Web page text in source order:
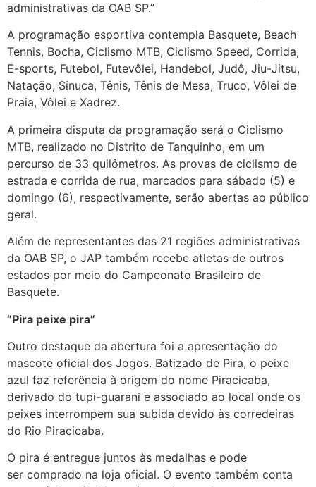
administrativas da OAB SP.”
A programação esportiva contempla Basquete, Beach
Tennis, Bocha, Ciclismo MTB, Ciclismo Speed, Corrida,
E-sports, Futebol, Futevôlei, Handebol, Judô, Jiu-Jitsu,
Natação, Sinuca, Tênis, Tênis de Mesa, Truco, Vôlei de
Praia, Vôlei e Xadrez.
A primeira disputa da programação será o Ciclismo
MTB, realizado no Distrito de Tanquinho, em um
percurso de 33 quilômetros. As provas de ciclismo de
estrada e corrida de rua, marcados para sábado (5) e
domingo (6), respectivamente, serão abertas ao público
geral.
Além de representantes das 21 regiões administrativas
da OAB SP, o JAP também recebe atletas de outros
estados por meio do Campeonato Brasileiro de
Basquete.
”Pira peixe pira”
Outro destaque da abertura foi a apresentação do
mascote oficial dos Jogos. Batizado de Pira, o peixe
azul faz referência à origem do nome Piracicaba,
derivado do tupi-guarani e associado ao local onde os
peixes interrompem sua subida devido às corredeiras
do Rio Piracicaba.
O pira é entregue juntos às medalhas e pode
ser comprado na loja oficial. O evento também conta